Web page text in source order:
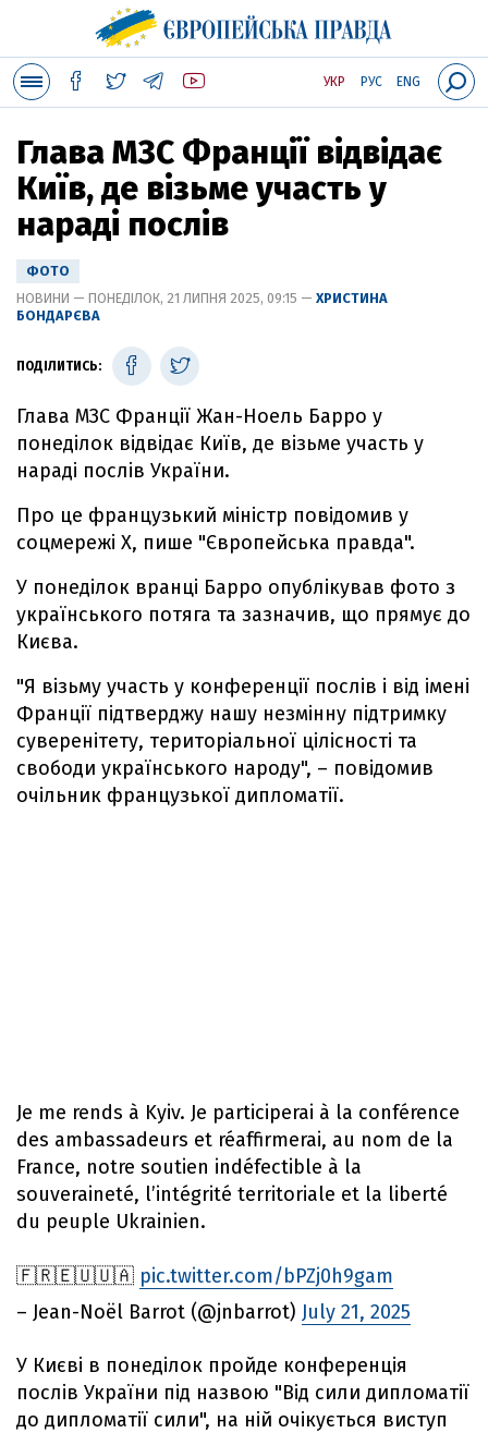
УКР РУС ENG
Глава МЗС Франції відвідає
Київ, де візьме участь у
нараді послів
ФОТО
НОВИНИ — ПОНЕДІЛОК, 21 ЛИПНЯ 2025, 09:15 — ХРИСТИНА
БОНДАРЄВА
ПОДІЛИТИСЬ:
Глава МЗС Франції Жан-Ноель Барро у
понеділок відвідає Київ, де візьме участь у
нараді послів України.
Про це французький міністр повідомив у
соцмережі Х, пише "Європейська правда".
У понеділок вранці Барро опублікував фото з
українського потяга та зазначив, що прямує до
Києва.
"Я візьму участь у конференції послів і від імені
Франції підтверджу нашу незмінну підтримку
суверенітету, територіальної цілісності та
свободи українського народу", – повідомив
очільник французької дипломатії.
Je me rends à Kyiv. Je participerai à la conférence
des ambassadeurs et réaffirmerai, au nom de la
France, notre soutien indéfectible à la
souveraineté, l’intégrité territoriale et la liberté
du peuple Ukrainien.
🇫🇷🇪🇺🇺🇦 pic.twitter.com/bPZj0h9gam
– Jean-Noël Barrot (@jnbarrot) July 21, 2025
У Києві в понеділок пройде конференція
послів України під назвою "Від сили дипломатії
до дипломатії сили", на ній очікується виступ